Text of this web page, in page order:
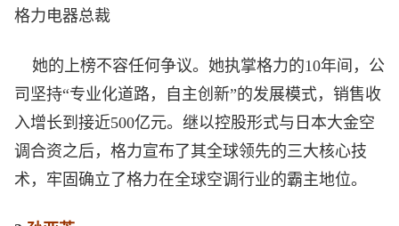
格力电器总裁
她的上榜不容任何争议。她执掌格力的10年间，公
司坚持“专业化道路，自主创新”的发展模式，销售收
入增长到接近500亿元。继以控股形式与日本大金空
调合资之后，格力宣布了其全球领先的三大核心技
术，牢固确立了格力在全球空调行业的霸主地位。